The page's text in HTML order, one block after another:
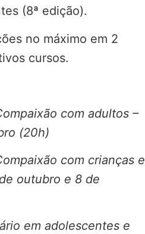
(8ª edição).
no máximo em 2
cursos.
com adultos –
(20h)
com crianças e
outubro e 8 de
em adolescentes e